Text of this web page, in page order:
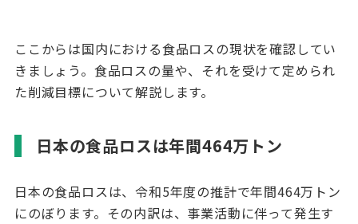
ここからは国内における食品ロスの現状を確認してい
きましょう。食品ロスの量や、それを受けて定められ
た削減目標について解説します。
日本の食品ロスは年間464万トン
日本の食品ロスは、令和5年度の推計で年間464万トン
にのぼります。その内訳は、事業活動に伴って発生す